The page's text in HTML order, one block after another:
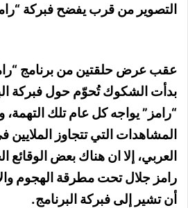
التصوير من قرب يفضح فبركة
عقب عرض حلقتين من برنامج
بدأت الشكوك تُحوّم حول فبركة
“رامز” يواجه كل عام تلك
المشاهدات التي تتجاوز
العربي، إلا ان هناك بعض الوقائع
رامز جلال تحت مطرقة الهجوم
أن تشير إلى فبركة البرنامج.